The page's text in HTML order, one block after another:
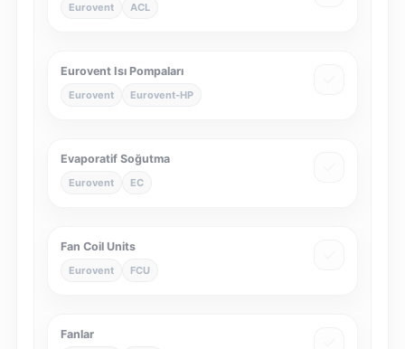
Eurovent ACL
Eurovent Isı Pompaları
Eurovent Eurovent-HP
Evaporatif Soğutma
Eurovent EC
Fan Coil Units
Eurovent FCU
Fanlar